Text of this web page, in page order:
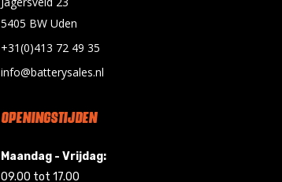
5405 BW Uden
+31(0)413 72 49 35
info@batterysales.nl
OPENINGSTIJDEN
Maandag - Vrijdag:
09.00 tot 17.00